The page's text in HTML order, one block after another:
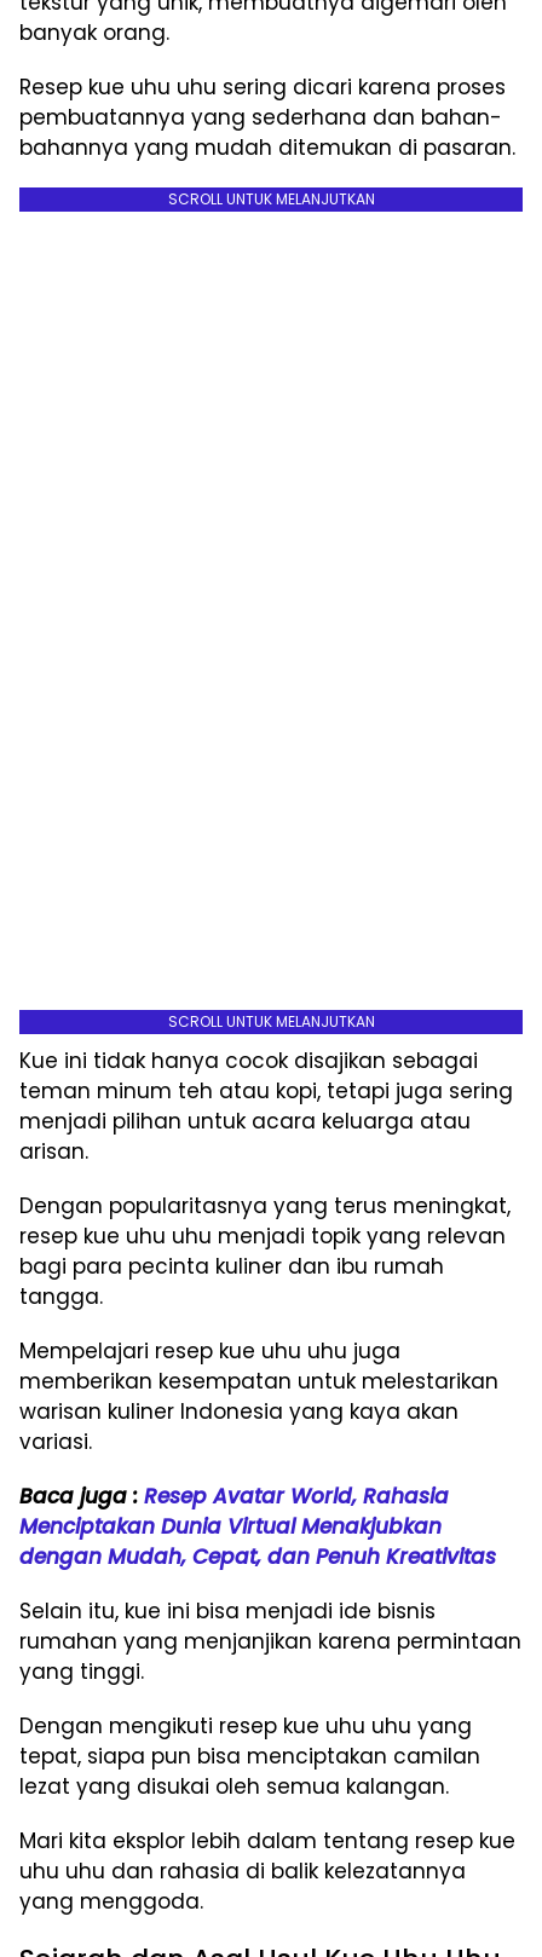
banyak orang.
Resep kue uhu uhu sering dicari karena proses
pembuatannya yang sederhana dan bahan-
bahannya yang mudah ditemukan di pasaran.
SCROLL UNTUK MELANJUTKAN
SCROLL UNTUK MELANJUTKAN
Kue ini tidak hanya cocok disajikan sebagai
teman minum teh atau kopi, tetapi juga sering
menjadi pilihan untuk acara keluarga atau
arisan.
Dengan popularitasnya yang terus meningkat,
resep kue uhu uhu menjadi topik yang relevan
bagi para pecinta kuliner dan ibu rumah
tangga.
Mempelajari resep kue uhu uhu juga
memberikan kesempatan untuk melestarikan
warisan kuliner Indonesia yang kaya akan
variasi.
Baca juga : Resep Avatar World, Rahasia
Menciptakan Dunia Virtual Menakjubkan
dengan Mudah, Cepat, dan Penuh Kreativitas
Selain itu, kue ini bisa menjadi ide bisnis
rumahan yang menjanjikan karena permintaan
yang tinggi.
Dengan mengikuti resep kue uhu uhu yang
tepat, siapa pun bisa menciptakan camilan
lezat yang disukai oleh semua kalangan.
Mari kita eksplor lebih dalam tentang resep kue
uhu uhu dan rahasia di balik kelezatannya
yang menggoda.